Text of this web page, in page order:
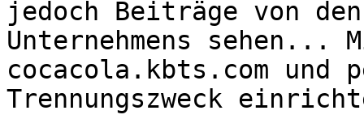
jedoch Beiträge von
Unternehmens sehen...
cocacola.kbts.com und